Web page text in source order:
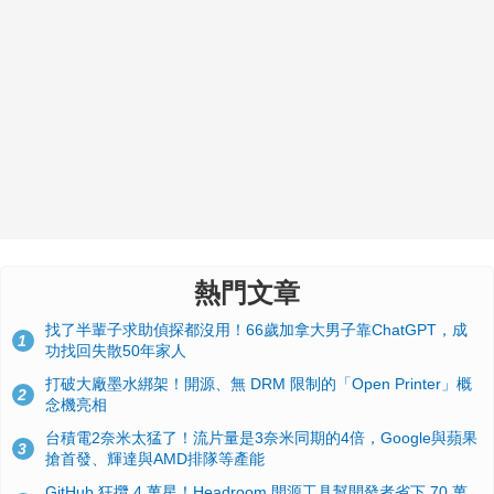
熱門文章
1
找了半輩子求助偵探都沒用！66歲加拿大男子靠ChatGPT，成
功找回失散50年家人
2
打破大廠墨水綁架！開源、無 DRM 限制的「Open Printer」概
念機亮相
3
台積電2奈米太猛了！流片量是3奈米同期的4倍，Google與蘋果
搶首發、輝達與AMD排隊等產能